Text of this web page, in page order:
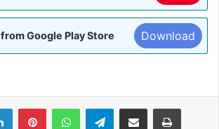
Google Play Store Download
LinkedInPinterestWhatsAppTelegramShare via Email Print